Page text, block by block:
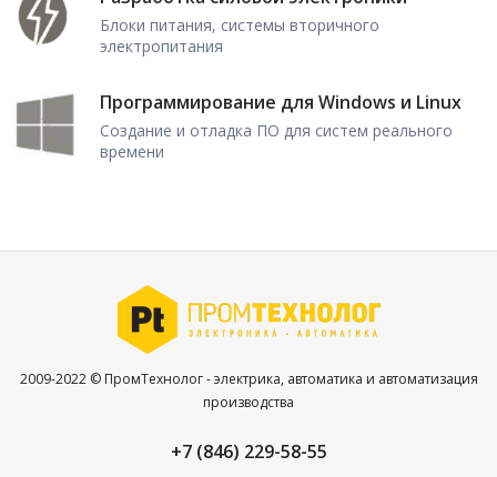
Блоки питания, системы вторичного
электропитания
Программирование для Windows и Linux
Создание и отладка ПО для систем реального
времени
2009-2022 © ПромТехнолог - электрика, автоматика и автоматизация
производства
+7 (846) 229-58-55